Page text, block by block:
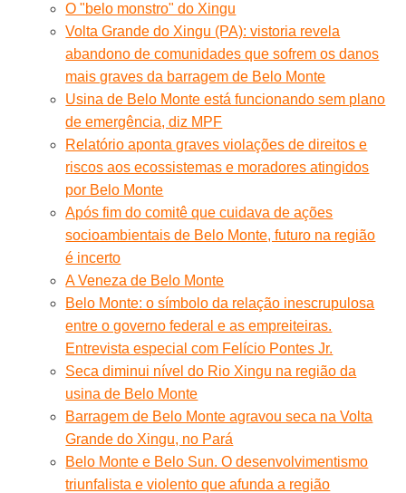
O "belo monstro" do Xingu
Volta Grande do Xingu (PA): vistoria revela
abandono de comunidades que sofrem os danos
mais graves da barragem de Belo Monte
Usina de Belo Monte está funcionando sem plano
de emergência, diz MPF
Relatório aponta graves violações de direitos e
riscos aos ecossistemas e moradores atingidos
por Belo Monte
Após fim do comitê que cuidava de ações
socioambientais de Belo Monte, futuro na região
é incerto
A Veneza de Belo Monte
Belo Monte: o símbolo da relação inescrupulosa
entre o governo federal e as empreiteiras.
Entrevista especial com Felício Pontes Jr.
Seca diminui nível do Rio Xingu na região da
usina de Belo Monte
Barragem de Belo Monte agravou seca na Volta
Grande do Xingu, no Pará
Belo Monte e Belo Sun. O desenvolvimentismo
triunfalista e violento que afunda a região